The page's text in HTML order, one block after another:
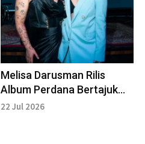
Melisa Darusman Rilis
Album Perdana Bertajuk
"BEDA"
22 Jul 2026